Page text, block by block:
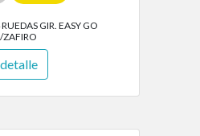
GIR. EASY GO
ZAFIRO